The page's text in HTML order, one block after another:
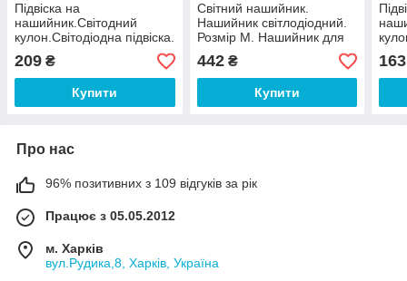
Підвіска на
нашийник.Світодний
кулон.Світодіодна підвіска.
Для собаки. Для кішки.
Для вихованця.
209 ₴
Купити
Світний нашийник.
Нашийник світлодіодний.
Розмір М. Нашийник для
собак і кішок
442₴
Купити
163
Про нас
96% позитивних з 109 відгуків за рік
Працює з 05.05.2012
м. Харків
вул.Рудика,8, Харків, Україна